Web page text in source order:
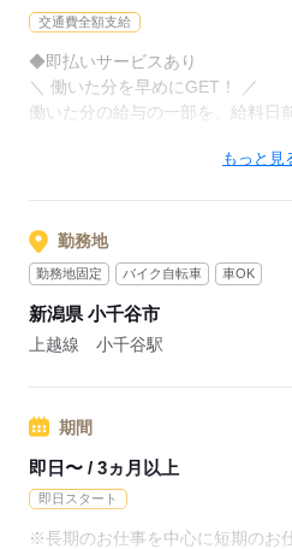
まずはお気軽にご応募ください。
応募
交通費全額支給
◆即払いサービスあり
＼ 働いた分を早めにGET！ ／
働いた分の給与の一部を、給料日
※最短5日後から受け取り可能
※給与は原則【月末締め／翌月25
※当社規定あり
◆深夜手当アリ
◆残業代支給
勤務時間が8hを超えている場合
※試用期間ナシ
もっと見
勤務地
勤務地固定 バイク自転車 車OK
新潟県 小千谷市
上越線 小千谷駅
期間
即日〜 / 3ヵ月以上
即日スタート
※長期のお仕事を中心に短期のお